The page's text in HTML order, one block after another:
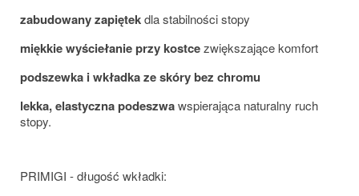
zabudowany zapiętekdla stabilności stopy
miękkie wyściełanie przy kostcezwiększające komfort
podszewka i wkładka ze skóry bez chromu
lekka, elastyczna podeszwawspierająca naturalny ruch
stopy.
PRIMIGI - długość wkładki: